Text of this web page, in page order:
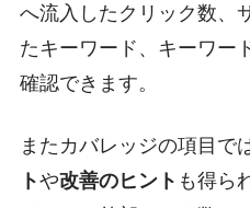
へ流入したクリック数、
たキーワード、キーワー
確認できます。
またカバレッジの項目で
トや改善のヒント も得ら